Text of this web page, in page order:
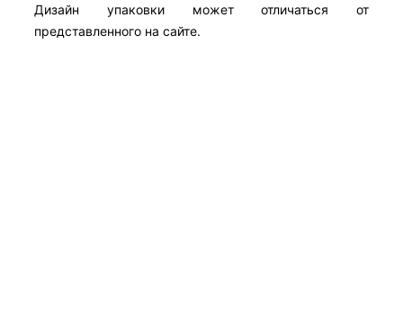
Дизайн упаковки может отличаться от
представленного на сайте.